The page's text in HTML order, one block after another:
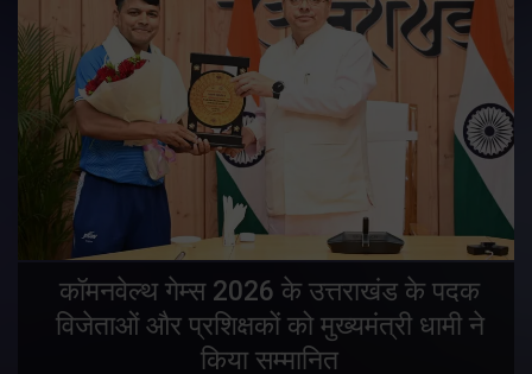
कॉमनवेल्थ गेम्स 2026 के उत्तराखंड के पदक
विजेताओं और प्रशिक्षकों को मुख्यमंत्री धामी ने
किया सम्मानित